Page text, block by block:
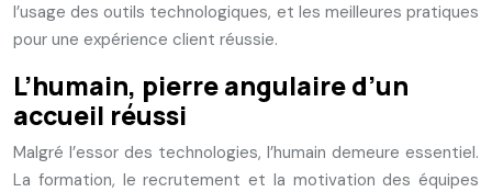
l’usage des outils technologiques, et les meilleures pratiques
pour une expérience client réussie.
L’humain, pierre angulaire d’un
accueil réussi
Malgré l’essor des technologies, l’humain demeure essentiel.
La formation, le recrutement et la motivation des équipes